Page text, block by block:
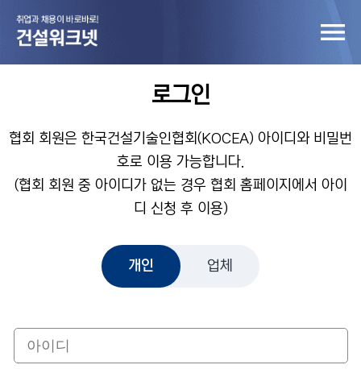
로그인
협회 회원은 한국건설기술인협회(KOCEA) 아이디와 비밀번
호로 이용 가능합니다.
(협회 회원 중 아이디가 없는 경우 협회 홈페이지에서 아이
디 신청 후 이용)
개인 업체
개인